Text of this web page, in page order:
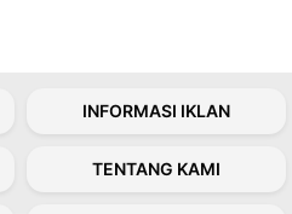
INFORMASI IKLAN
TENTANG KAMI